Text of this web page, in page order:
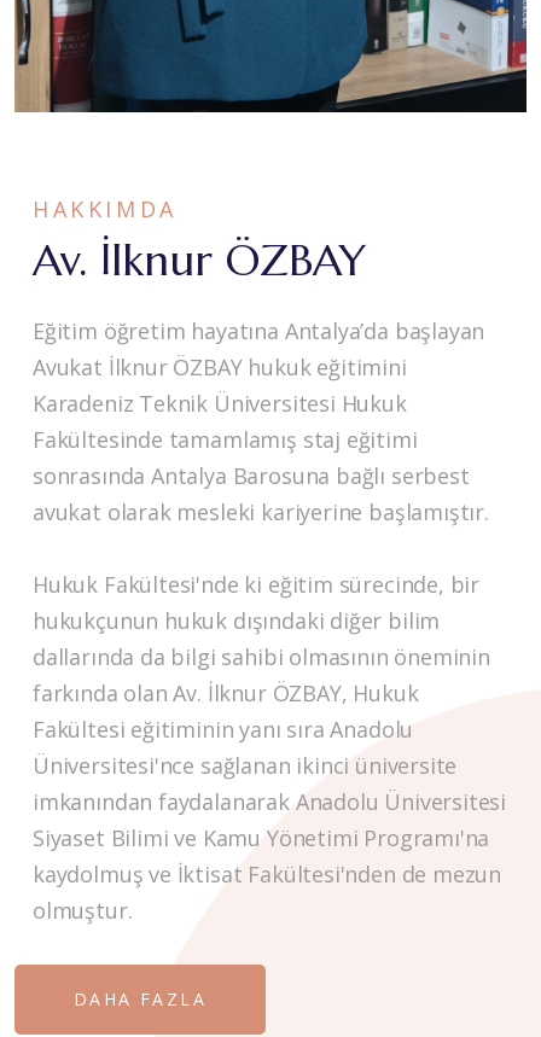
HAKKIMDA
Av. İlknur ÖZBAY
Eğitim öğretim hayatına Antalya’da başlayan
Avukat İlknur ÖZBAY hukuk eğitimini
Karadeniz Teknik Üniversitesi Hukuk
Fakültesinde tamamlamış staj eğitimi
sonrasında Antalya Barosuna bağlı serbest
avukat olarak mesleki kariyerine başlamıştır.
Hukuk Fakültesi'nde ki eğitim sürecinde, bir
hukukçunun hukuk dışındaki diğer bilim
dallarında da bilgi sahibi olmasının öneminin
farkında olan Av. İlknur ÖZBAY, Hukuk
Fakültesi eğitiminin yanı sıra Anadolu
Üniversitesi'nce sağlanan ikinci üniversite
imkanından faydalanarak Anadolu Üniversitesi
Siyaset Bilimi ve Kamu Yönetimi Programı'na
kaydolmuş ve İktisat Fakültesi'nden de mezun
olmuştur.
DAHA FAZLA